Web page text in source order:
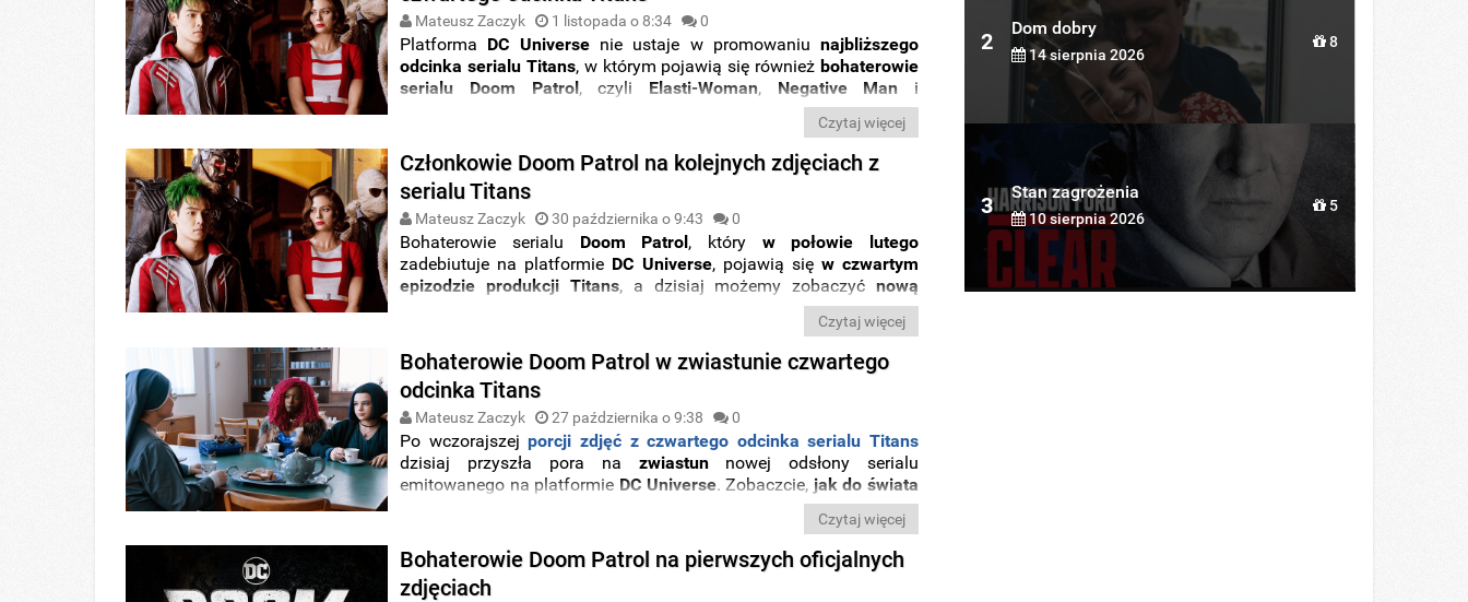
Mateusz Zaczyk 1 listopada o 8:34 0
Platforma DC Universenie ustaje w promowaniunajbliższego
odcinka serialu Titans, w którym pojawią się równieżbohaterowie
serialu Doom Patrol, czyli Elasti-Woman, Negative Man i
kolejne zdjęcia.
Czytaj więcej
Członkowie Doom Patrol na kolejnych zdjęciach z
serialu Titans
Mateusz Zaczyk 30 października o 9:43 0
Bohaterowie serialu Doom Patrol , który w połowie lutego
zadebiutuje na platformie DC Universe, pojawią się w czwartym
epizodzie produkcji Titans, a dzisiaj możemy zobaczyćnową
członków nowej drużyny
. Sprawdźcie sami.Czytaj więcej
Bohaterowie Doom Patrol w zwiastunie czwartego
odcinka Titans
Mateusz Zaczyk 27 października o 9:38 0
Po wczorajszejporcji zdjęć z czwartego odcinka serialu Titans
dzisiaj przyszła pora na zwiastunnowej odsłony serialu
emitowanego na platformie DC Universe. Zobaczcie, jak do świata
wprowadzeni zostaną bohaterowie kolejnego serialu pod
Czytaj więcej
Bohaterowie Doom Patrol na pierwszych oficjalnych
zdjęciach
2
Dom dobry
14 sierpnia 2026
8
3
Stan zagrożenia
10 sierpnia 2026
5